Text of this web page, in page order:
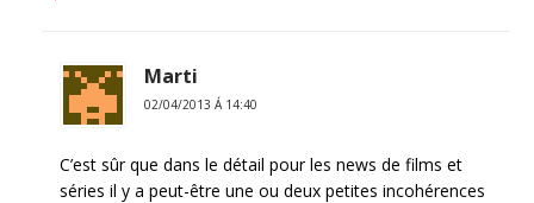
Marti
02/04/2013 Á 14:40
C’est sûr que dans le détail pour les news de films et
séries il y a peut-être une ou deux petites incohérences